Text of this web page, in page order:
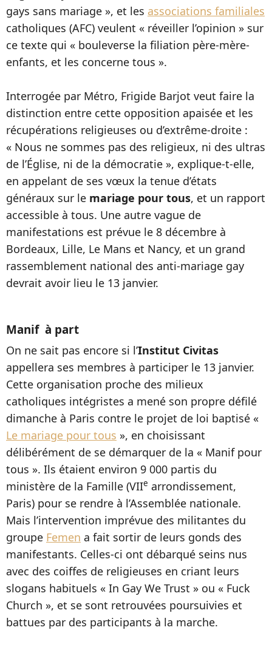
gays sans mariage », et les associations familiales
catholiques (AFC) veulent « réveiller l’opinion » sur
ce texte qui « bouleverse la filiation père-mère-
enfants, et les concerne tous ».
Interrogée par Métro, Frigide Barjot veut faire la
distinction entre cette opposition apaisée et les
récupérations religieuses ou d’extrême-droite :
« Nous ne sommes pas des religieux, ni des ultras
de l’Église, ni de la démocratie », explique-t-elle,
en appelant de ses vœux la tenue d’états
généraux sur le mariage pour tous, et un rapport
accessible à tous. Une autre vague de
manifestations est prévue le 8 décembre à
Bordeaux, Lille, Le Mans et Nancy, et un grand
rassemblement national des anti-mariage gay
devrait avoir lieu le 13 janvier.
Manif à part
On ne sait pas encore si l’Institut Civitas
appellera ses membres à participer le 13 janvier.
Cette organisation proche des milieux
catholiques intégristes a mené son propre défilé
dimanche à Paris contre le projet de loi baptisé «
Le mariage pour tous », en choisissant
délibérément de se démarquer de la « Manif pour
tous ». Ils étaient environ 9 000 partis du
ministère de la Famille (VIIe arrondissement,
Paris) pour se rendre à l’Assemblée nationale.
Mais l’intervention imprévue des militantes du
groupe Femen a fait sortir de leurs gonds des
manifestants. Celles-ci ont débarqué seins nus
avec des coiffes de religieuses en criant leurs
slogans habituels « In Gay We Trust » ou « Fuck
Church », et se sont retrouvées poursuivies et
battues par des participants à la marche.